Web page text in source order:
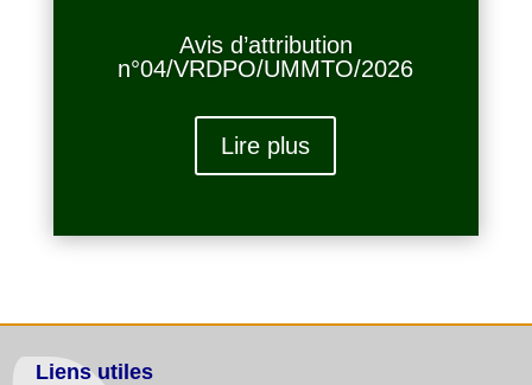
Avis d’attribution
n°04/VRDPO/UMMTO/2026
Lire plus
Liens utiles